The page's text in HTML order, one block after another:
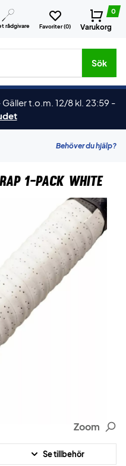
rådgivare Favoriter (0)
0
Varukorg
osv.
Sök
Gäller t.o.m. 12/8 kl. 23:59 -
Behöver du hjälp?
1-Pack White
Zoom
Se tillbehör